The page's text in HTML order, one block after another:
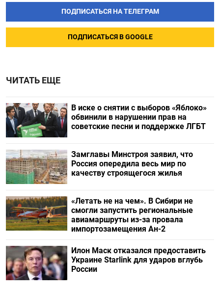
ПОДПИСАТЬСЯ НА ТЕЛЕГРАМ
ПОДПИСАТЬСЯ В GOOGLE
ЧИТАТЬ ЕЩЕ
В иске о снятии с выборов «Яблоко»
обвинили в нарушении прав на
советские песни и поддержке ЛГБТ
Замглавы Минстроя заявил, что
Россия опередила весь мир по
качеству строящегося жилья
«Летать не на чем». В Сибири не
смогли запустить региональные
авиамаршруты из-за провала
импортозамещения Ан-2
Илон Маск отказался предоставить
Украине Starlink для ударов вглубь
России